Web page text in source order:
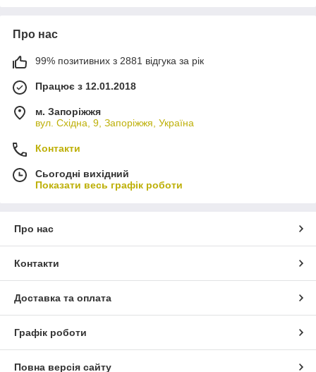
Про нас
99% позитивних з 2881 відгука за рік
Працює з 12.01.2018
м. Запоріжжя
вул. Східна, 9, Запоріжжя, Україна
Контакти
Сьогодні вихідний
Показати весь графік роботи
Про нас
Контакти
Доставка та оплата
Графік роботи
Повна версія сайту